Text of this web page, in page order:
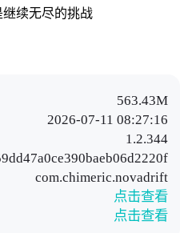
续无尽的挑战
563.43M
2026-07-11 08:27:16
1.2.344
com.chimeric.novadrift
点击查看
点击查看